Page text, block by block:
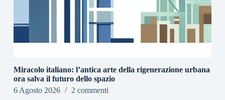
Miracolo italiano: l’antica arte della rigenerazione urbana
ora salva il futuro dello spazio
6 Agosto 2026
2 commenti